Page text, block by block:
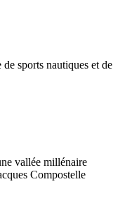
sports nautiques et de
vallée millénaire
Compostelle